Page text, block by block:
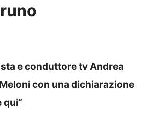
e conduttore tv Andrea
con una dichiarazione
qui”